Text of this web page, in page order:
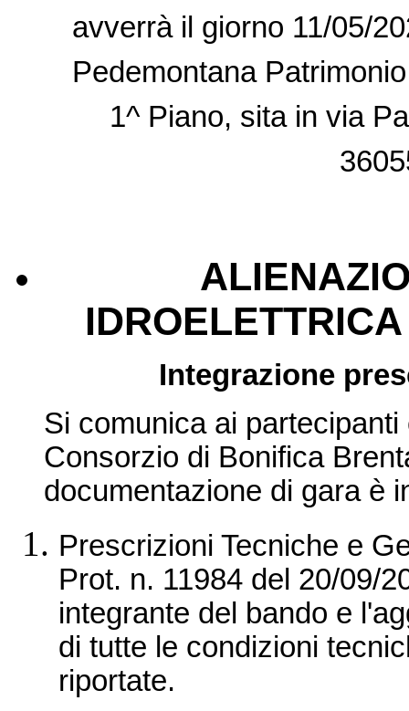
avverrà il giorno 11/05/
Pedemontana
1^ Piano, sita in via
Integrazione
Si comunica ai
Consorzio di Bonifica
documentazione di gara è
Prescrizioni Tecniche e
Prot. n. 11984 del 20/09/
integrante del bando e
di tutte le condizioni
riportate.